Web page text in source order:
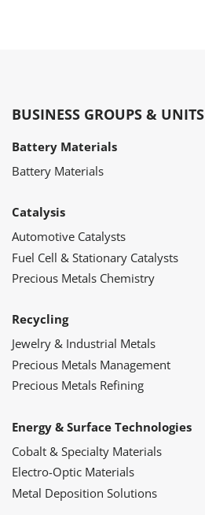
BUSINESS GROUPS & UNITS
Battery Materials
Battery Materials
Catalysis
Automotive Catalysts
Fuel Cell & Stationary Catalysts
Precious Metals Chemistry
Recycling
Jewelry & Industrial Metals
Precious Metals Management
Precious Metals Refining
Energy & Surface Technologies
Cobalt & Specialty Materials
Electro-Optic Materials
Metal Deposition Solutions